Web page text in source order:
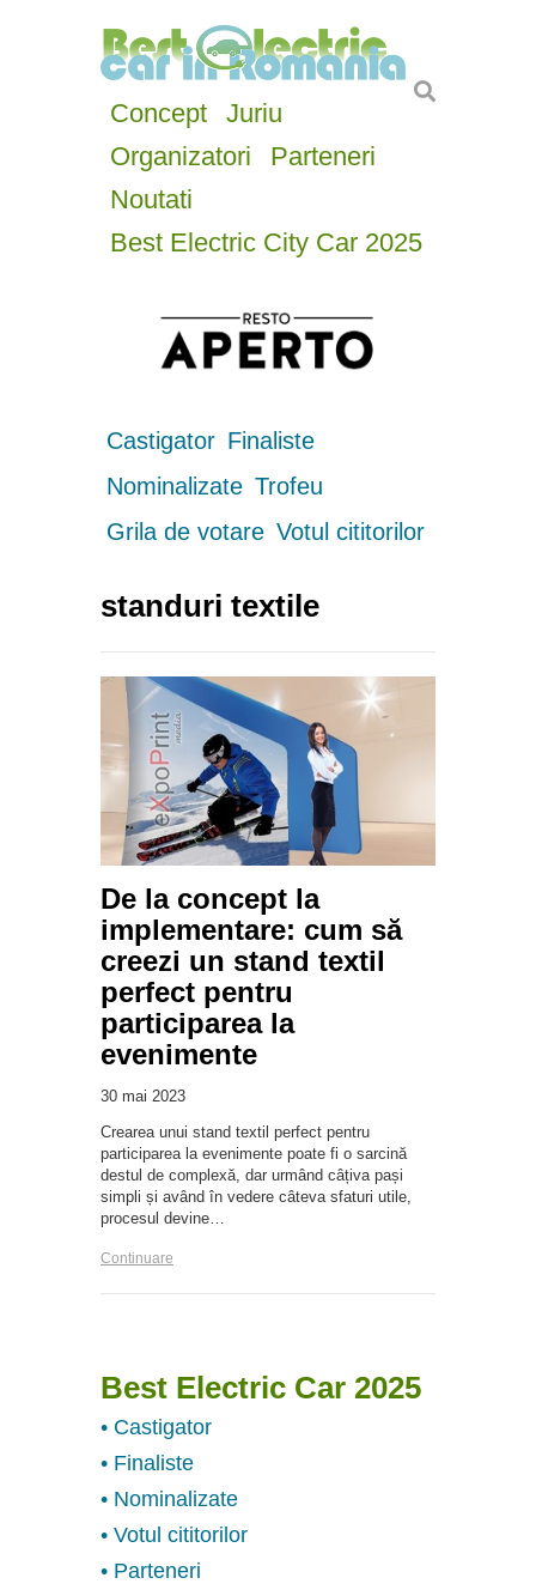
Concept
Juriu
Organizatori
Parteneri
Noutati
Best Electric City Car 2025
Castigator Finaliste
Nominalizate Trofeu
Grila de votare Votul cititorilor
standuri textile
De la concept la
implementare: cum să
creezi un stand textil
perfect pentru
participarea la
evenimente
30 mai 2023
Crearea unui stand textil perfect pentru
participarea la evenimente poate fi o sarcină
destul de complexă, dar urmând câțiva pași
simpli și având în vedere câteva sfaturi utile,
procesul devine…
Continuare
Best Electric Car 2025
• Castigator
• Finaliste
• Nominalizate
• Votul cititorilor
• Parteneri